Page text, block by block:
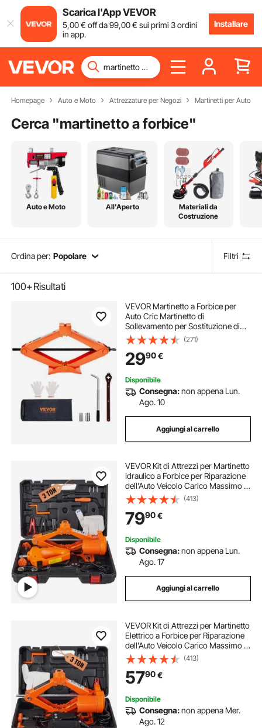
Scarica l'App VEVOR
5,00€ off da99,00€ sui primi 3 ordini
in app.
Installare
Homepage Auto e Moto Attrezzature per Negozi Martinetti per Auto
Cerca "martinetto a forbice"
Auto e Moto All'Aperto
Materiali da
Costruzione
Ordina per: Popolare Filtri
100+Risultati
VEVOR Martinetto a Forbice per
Auto Cric Martinetto di
Sollevamento per Sostituzione di
Pneumatici Capacità Max. 2,5
Tonnellate da Officina Garage,
Martinetto Manuale per
Sollevamento Auto 95-435 mm
(271)
2990€
Disponibile
Consegna:non appena Lun.
Ago. 10
Aggiungi al carrello
VEVOR Kit di Attrezzi per Martinetto
Idraulico a Forbice per Riparazione
dell'Auto Veicolo Carico Massimo 3
Tonnellate Corrente CC 12V 15A,
Cassetta di Attrezzi per Martinetto a
Forbice Cavo da 3,5m
(413)
7990€
Disponibile
Consegna:non appena Lun.
Ago. 17
Aggiungi al carrello
VEVOR Kit di Attrezzi per Martinetto
Elettrico a Forbice per Riparazione
dell'Auto Veicolo Carico Massimo 3
Tonnellate CC 12V 15A, Cassetta di
Attrezzi per Martinetto Elettric
Forbice Controllo Remoto
(413)
5790€
Disponibile
Consegna:non appena Mer.
Ago. 12